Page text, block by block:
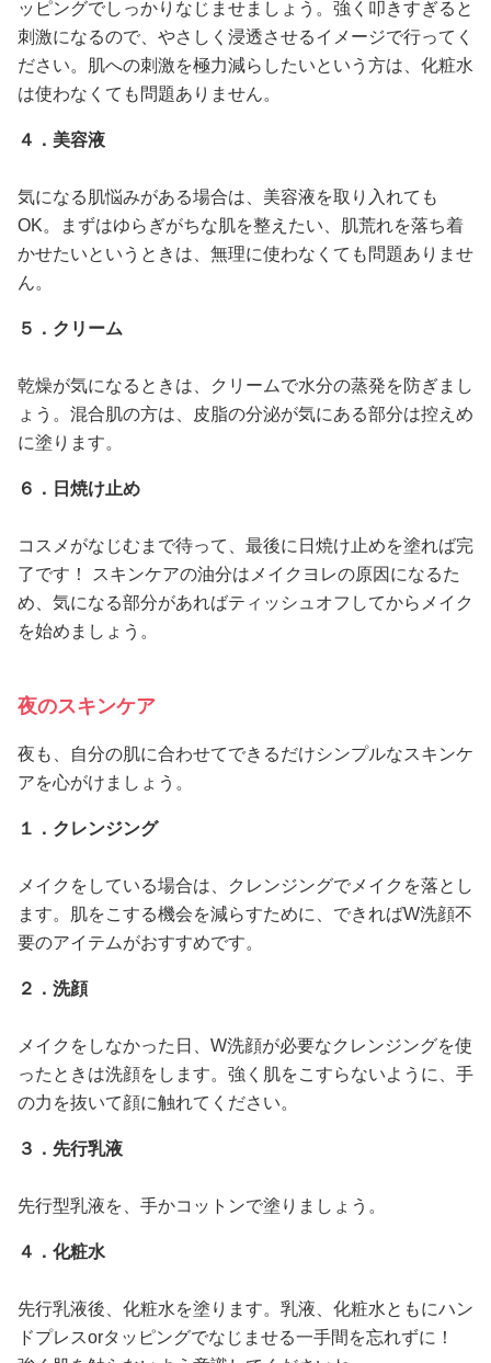
ッピングでしっかりなじませましょう。強く叩きすぎると
刺激になるので、やさしく浸透させるイメージで行ってく
ださい。肌への刺激を極力減らしたいという方は、化粧水
は使わなくても問題ありません。
４．美容液
気になる肌悩みがある場合は、美容液を取り入れても
OK。まずはゆらぎがちな肌を整えたい、肌荒れを落ち着
かせたいというときは、無理に使わなくても問題ありませ
ん。
５．クリーム
乾燥が気になるときは、クリームで水分の蒸発を防ぎまし
ょう。混合肌の方は、皮脂の分泌が気にある部分は控えめ
に塗ります。
６．日焼け止め
コスメがなじむまで待って、最後に日焼け止めを塗れば完
了です！ スキンケアの油分はメイクヨレの原因になるた
め、気になる部分があればティッシュオフしてからメイク
を始めましょう。
夜のスキンケア
夜も、自分の肌に合わせてできるだけシンプルなスキンケ
アを心がけましょう。
１．クレンジング
メイクをしている場合は、クレンジングでメイクを落とし
ます。肌をこする機会を減らすために、できればW洗顔不
要のアイテムがおすすめです。
２．洗顔
メイクをしなかった日、W洗顔が必要なクレンジングを使
ったときは洗顔をします。強く肌をこすらないように、手
の力を抜いて顔に触れてください。
３．先行乳液
先行型乳液を、手かコットンで塗りましょう。
４．化粧水
先行乳液後、化粧水を塗ります。乳液、化粧水ともにハン
ドプレスorタッピングでなじませる一手間を忘れずに！